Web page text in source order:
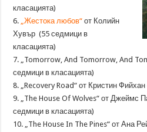
класацията)
6. „Жестока любов“ от Колийн
Хувър (55 седмици в
класацията)
7. „Tomorrow, And Tomorrow, And
седмици в класацията)
8. „Recovery Road“ от Кристин
9. „The House Of Wolves“ от Джеймс
седмици в класацията)
10. „The House In The Pines“ от Ана